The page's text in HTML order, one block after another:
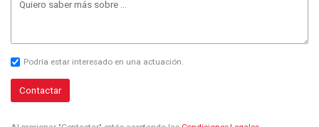
Podría estar interesado en una actuación.
Contactar